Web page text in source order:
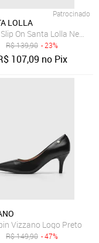
Patrocinado
LOLLA
On Santa Lolla New
R$139,90 - 23%
107,09 no Pix
Bico Quadrado Off
Vizzano Logo Preto
R$149,90 - 47%